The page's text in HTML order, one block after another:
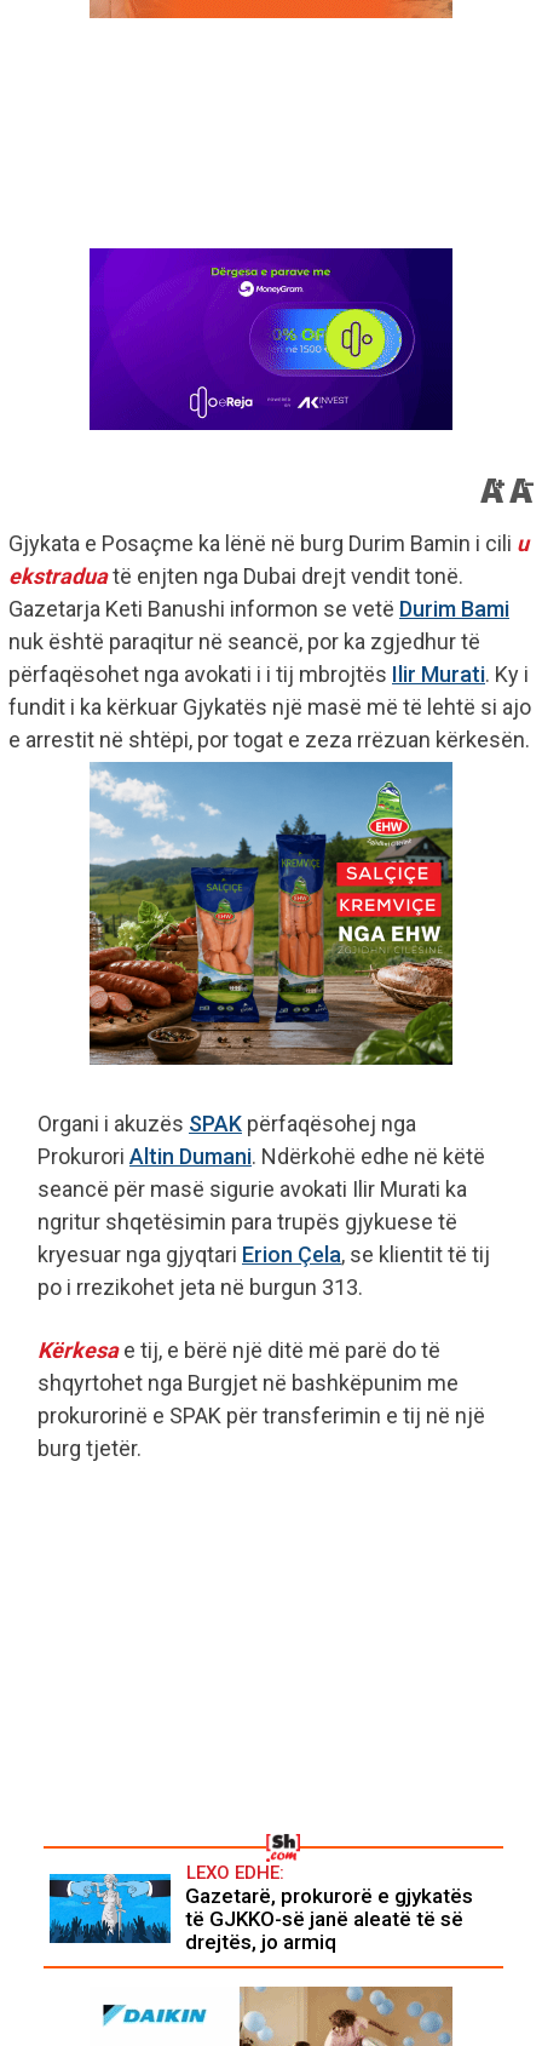
Gjykata e Posaçme ka lënë në burg Durim Bamin i cili u
ekstraduatë enjten nga Dubai drejt vendit tonë.
Gazetarja Keti Banushi informon se vetë Durim Bami
nuk është paraqitur në seancë, por ka zgjedhur të
përfaqësohet nga avokati i i tij mbrojtës Ilir Murati. Ky i
fundit i ka kërkuar Gjykatës një masë më të lehtë si ajo
e arrestit në shtëpi, por togat e zeza rrëzuan kërkesën.
Organi i akuzës SPAK përfaqësohej nga
Prokurori Altin Dumani. Ndërkohë edhe në këtë
seancë për masë sigurie avokati Ilir Murati ka
ngritur shqetësimin para trupës gjykuese të
kryesuar nga gjyqtari Erion Çela, se klientit të tij
po i rrezikohet jeta në burgun 313.
Kërkesae tij, e bërë një ditë më parë do të
shqyrtohet nga Burgjet në bashkëpunim me
prokurorinë e SPAK për transferimin e tij në një
burg tjetër.
LEXO EDHE:
Gazetarë, prokurorë e gjykatës
të GJKKO-së janë aleatë të së
drejtës, jo armiq